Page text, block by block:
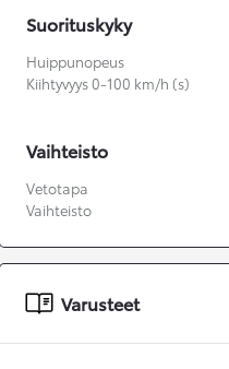
Suorituskyky
Huippunopeus
Kiihtyvyys 0-100 km/h (s)
Vaihteisto
Vetotapa
Vaihteisto
Varusteet